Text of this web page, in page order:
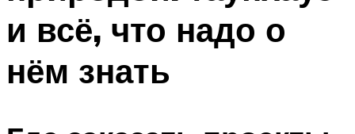
и всё, что надо о
нём знать